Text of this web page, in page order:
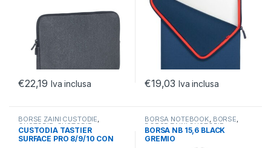
€22,19 Iva inclusa €19,03 Iva inclusa
BORSE ZAINI CUSTODIE,
CUSTODIE , CUSTODIE
NOTEBOOK/TABLET
CUSTODIA TASTIER
SURFACE PRO 8/9/10 CON
BORSA NOTEBOOK, BORSE,
BORSE ZAINI CUSTODIE
BORSA NB 15,6 BLACK
GREMIO